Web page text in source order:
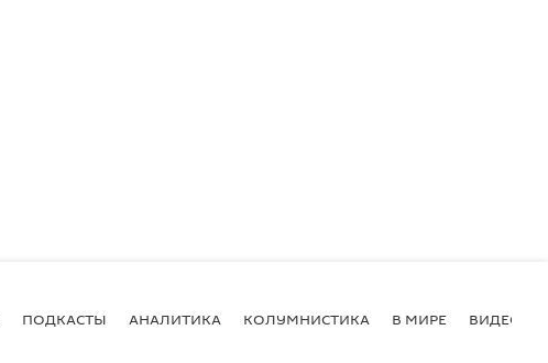
ПОДКАСТЫ АНАЛИТИКА КОЛУМНИСТИКА В МИРЕ ВИДЕО